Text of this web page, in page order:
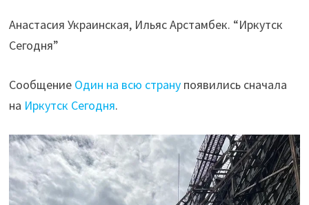
Анастасия Украинская, Ильяс Арстамбек. “Иркутск
Сегодня”
Сообщение Один на всю странупоявились сначала
на Иркутск Сегодня.